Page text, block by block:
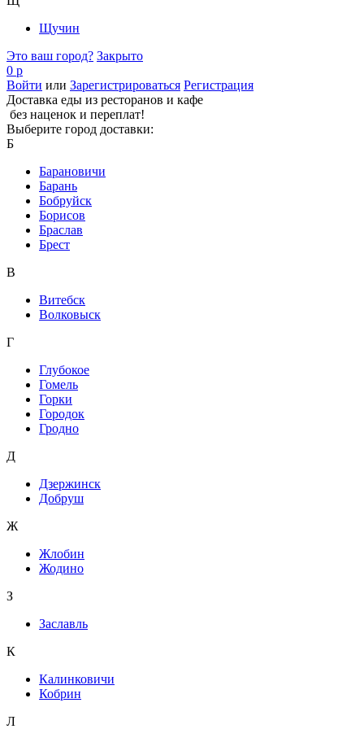
Щучин
Это ваш город? Закрыто
0 р
Войти или Зарегистрироваться Регистрация
Доставка еды из ресторанов и кафе
без наценок и переплат!
Выберите город доставки:
Б
Барановичи
Барань
Бобруйск
Борисов
Браслав
Брест
В
Витебск
Волковыск
Г
Глубокое
Гомель
Горки
Городок
Гродно
Д
Дзержинск
Добруш
Ж
Жлобин
Жодино
З
Заславль
К
Калинковичи
Кобрин
Л